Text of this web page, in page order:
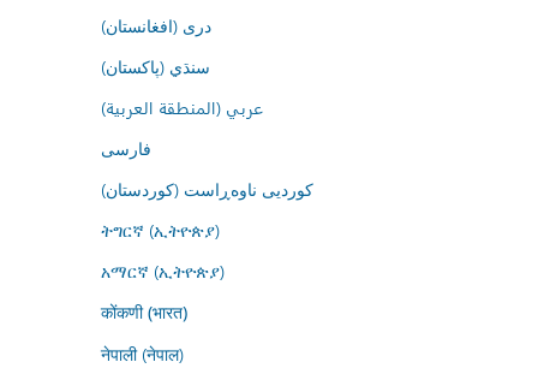
درى (افغانستان)
سنڌي (پاکستان)
عربي (المنطقة العربية)
فارسى
کوردیی ناوەڕاست (کوردستان)
ትግርኛ (ኢትዮጵያ)
አማርኛ (ኢትዮጵያ)
कोंकणी (भारत)
नेपाली (नेपाल)